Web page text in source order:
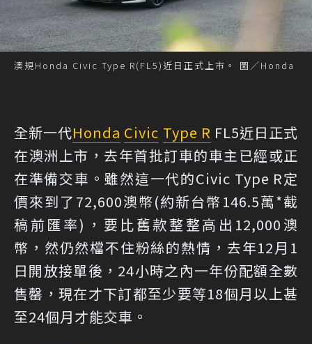
澳規Honda Civic Type R(FL5)近日正式上市。 圖／Honda
全新一代Honda Civic Type R FL5近日正式
在澳洲上市，去年首批訂車的車主已經或正
在準備交車。雖然這一代的Civic Type R定
價來到了72,600澳幣(約新台幣146.5萬*截
稿前匯率)，要比舊款整整高出12,000澳
幣，然仍然檔不住粉絲的熱情，去年12月1
日開放接單後，24小時之內一年份配額全數
售罄，現在才下訂都至少要等18個月以上甚
至24個月才能交車。